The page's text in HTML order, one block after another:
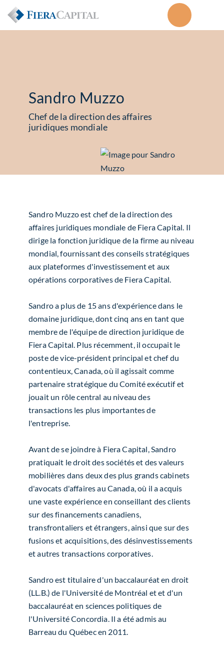
Sandro Muzzo
Chef de la direction des affaires
juridiques mondiale
Sandro Muzzo est chef de la direction des
affaires juridiques mondiale de Fiera Capital. Il
dirige la fonction juridique de la firme au niveau
mondial, fournissant des conseils stratégiques
aux plateformes d'investissement et aux
opérations corporatives de Fiera Capital.
Sandro a plus de 15 ans d'expérience dans le
domaine juridique, dont cinq ans en tant que
membre de l'équipe de direction juridique de
Fiera Capital. Plus récemment, il occupait le
poste de vice-président principal et chef du
contentieux, Canada, où il agissait comme
partenaire stratégique du Comité exécutif et
jouait un rôle central au niveau des
transactions les plus importantes de
l'entreprise.
Avant de se joindre à Fiera Capital, Sandro
pratiquait le droit des sociétés et des valeurs
mobilières dans deux des plus grands cabinets
d'avocats d'affaires au Canada, où il a acquis
une vaste expérience en conseillant des clients
sur des financements canadiens,
transfrontaliers et étrangers, ainsi que sur des
fusions et acquisitions, des désinvestissements
et autres transactions corporatives.
Sandro est titulaire d'un baccalauréat en droit
(LL.B.) de l'Université de Montréal et et d'un
baccalauréat en sciences politiques de
l'Université Concordia. Il a été admis au
Barreau du Québec en 2011.